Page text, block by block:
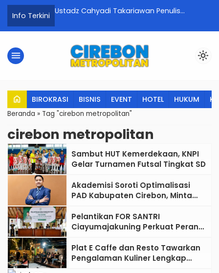
Info Terkini
Langsung
Ustadz Cahyadi Takariawan Penulis
dan Launching Komunitas Literasi Santri
“Dilapetang”
menu light_mode
home BIROKRASI BISNIS EVENT HOTEL HUKUM
Beranda » Tag "cirebon metropolitan"
cirebon metropolitan
Sambut HUT Kemerdekaan, KNPI
Gelar Turnamen Futsal Tingkat SD
Akademisi Soroti Optimalisasi
PAD Kabupaten Cirebon, Minta
Sekadar Wacana
Pelantikan FOR SANTRI
Ciayumajakuning Perkuat Peran
Ekonomi Umat
Plat E Caffe dan Resto Tawarkan
Pengalaman Kuliner Lengkap